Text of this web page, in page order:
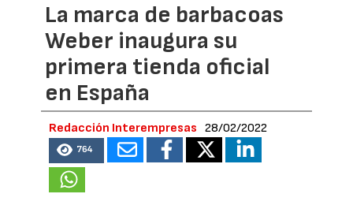
La marca de barbacoas
Weber inaugura su
primera tienda oficial
en España
Redacción Interempresas 28/02/2022
764